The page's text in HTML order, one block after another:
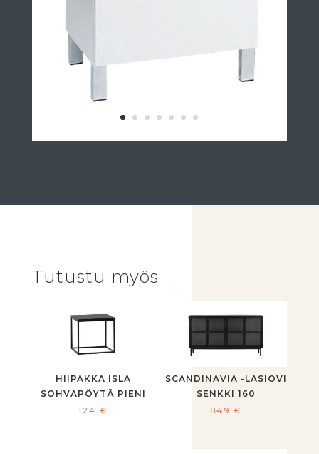
Tutustu myös
HIIPAKKA ISLA
SOHVAPÖYTÄ PIENI
124€
SCANDINAVIA -LASIOVI
SENKKI 160
849€